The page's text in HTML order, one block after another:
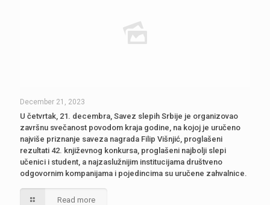
December 21, 2023
U četvrtak, 21. decembra, Savez slepih Srbije je organizovao
završnu svečanost povodom kraja godine, na kojoj je uručeno
najviše priznanje saveza nagrada Filip Višnjić, proglašeni
rezultati 42. književnog konkursa, proglašeni najbolji slepi
učenici i student, a najzaslužnijim institucijama društveno
odgovornim kompanijama i pojedincima su uručene zahvalnice.
Read more